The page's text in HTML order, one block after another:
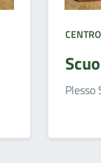
Plesso